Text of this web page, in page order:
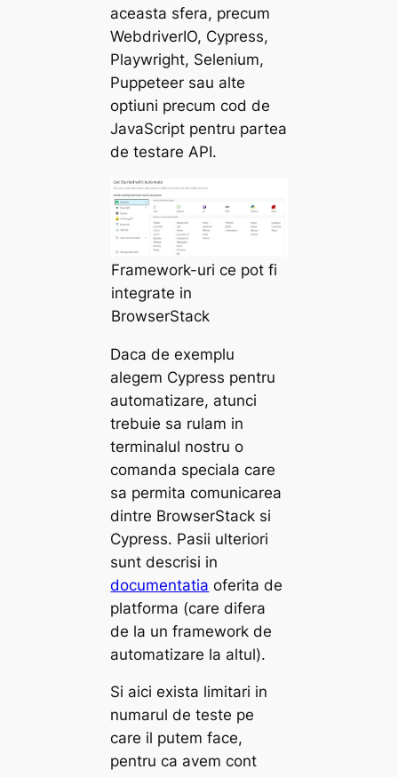
aceasta sfera, precum
WebdriverIO, Cypress,
Playwright, Selenium,
Puppeteer sau alte
optiuni precum cod de
JavaScript pentru partea
de testare API.
Framework-uri ce pot fi
integrate in
BrowserStack
Daca de exemplu
alegem Cypress pentru
automatizare, atunci
trebuie sa rulam in
terminalul nostru o
comanda speciala care
sa permita comunicarea
dintre BrowserStack si
Cypress. Pasii ulteriori
sunt descrisi in
documentatia oferita de
platforma (care difera
de la un framework de
automatizare la altul).
Si aici exista limitari in
numarul de teste pe
care il putem face,
pentru ca avem cont